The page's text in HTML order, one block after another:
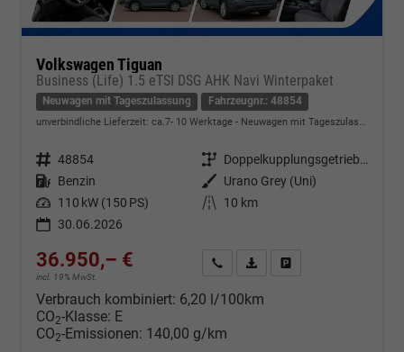
Volkswagen Tiguan
Business (Life) 1.5 eTSI DSG AHK Navi Winterpaket
Neuwagen mit Tageszulassung Fahrzeugnr.: 48854
unverbindliche Lieferzeit: ca.7- 10 Werktage Neuwagen mit Tageszulassung
Fahrzeugnr. 48854 Getriebe
Doppelkupplungsgetriebe (DSG)
Kraftstoff Benzin Außenfarbe
Urano Grey (Uni)
Leistung 110 kW (150 PS) Kilometerstand
10 km
30.06.2026
36.950,– €
incl. 19% MwSt.
Kontakt & Angebot anfordern
PDF-Datei, Fahrzeugexposé
Verbrauch kombiniert: 6,20 l/100km
CO2-Klasse: E
CO2-Emissionen: 140,00 g/km